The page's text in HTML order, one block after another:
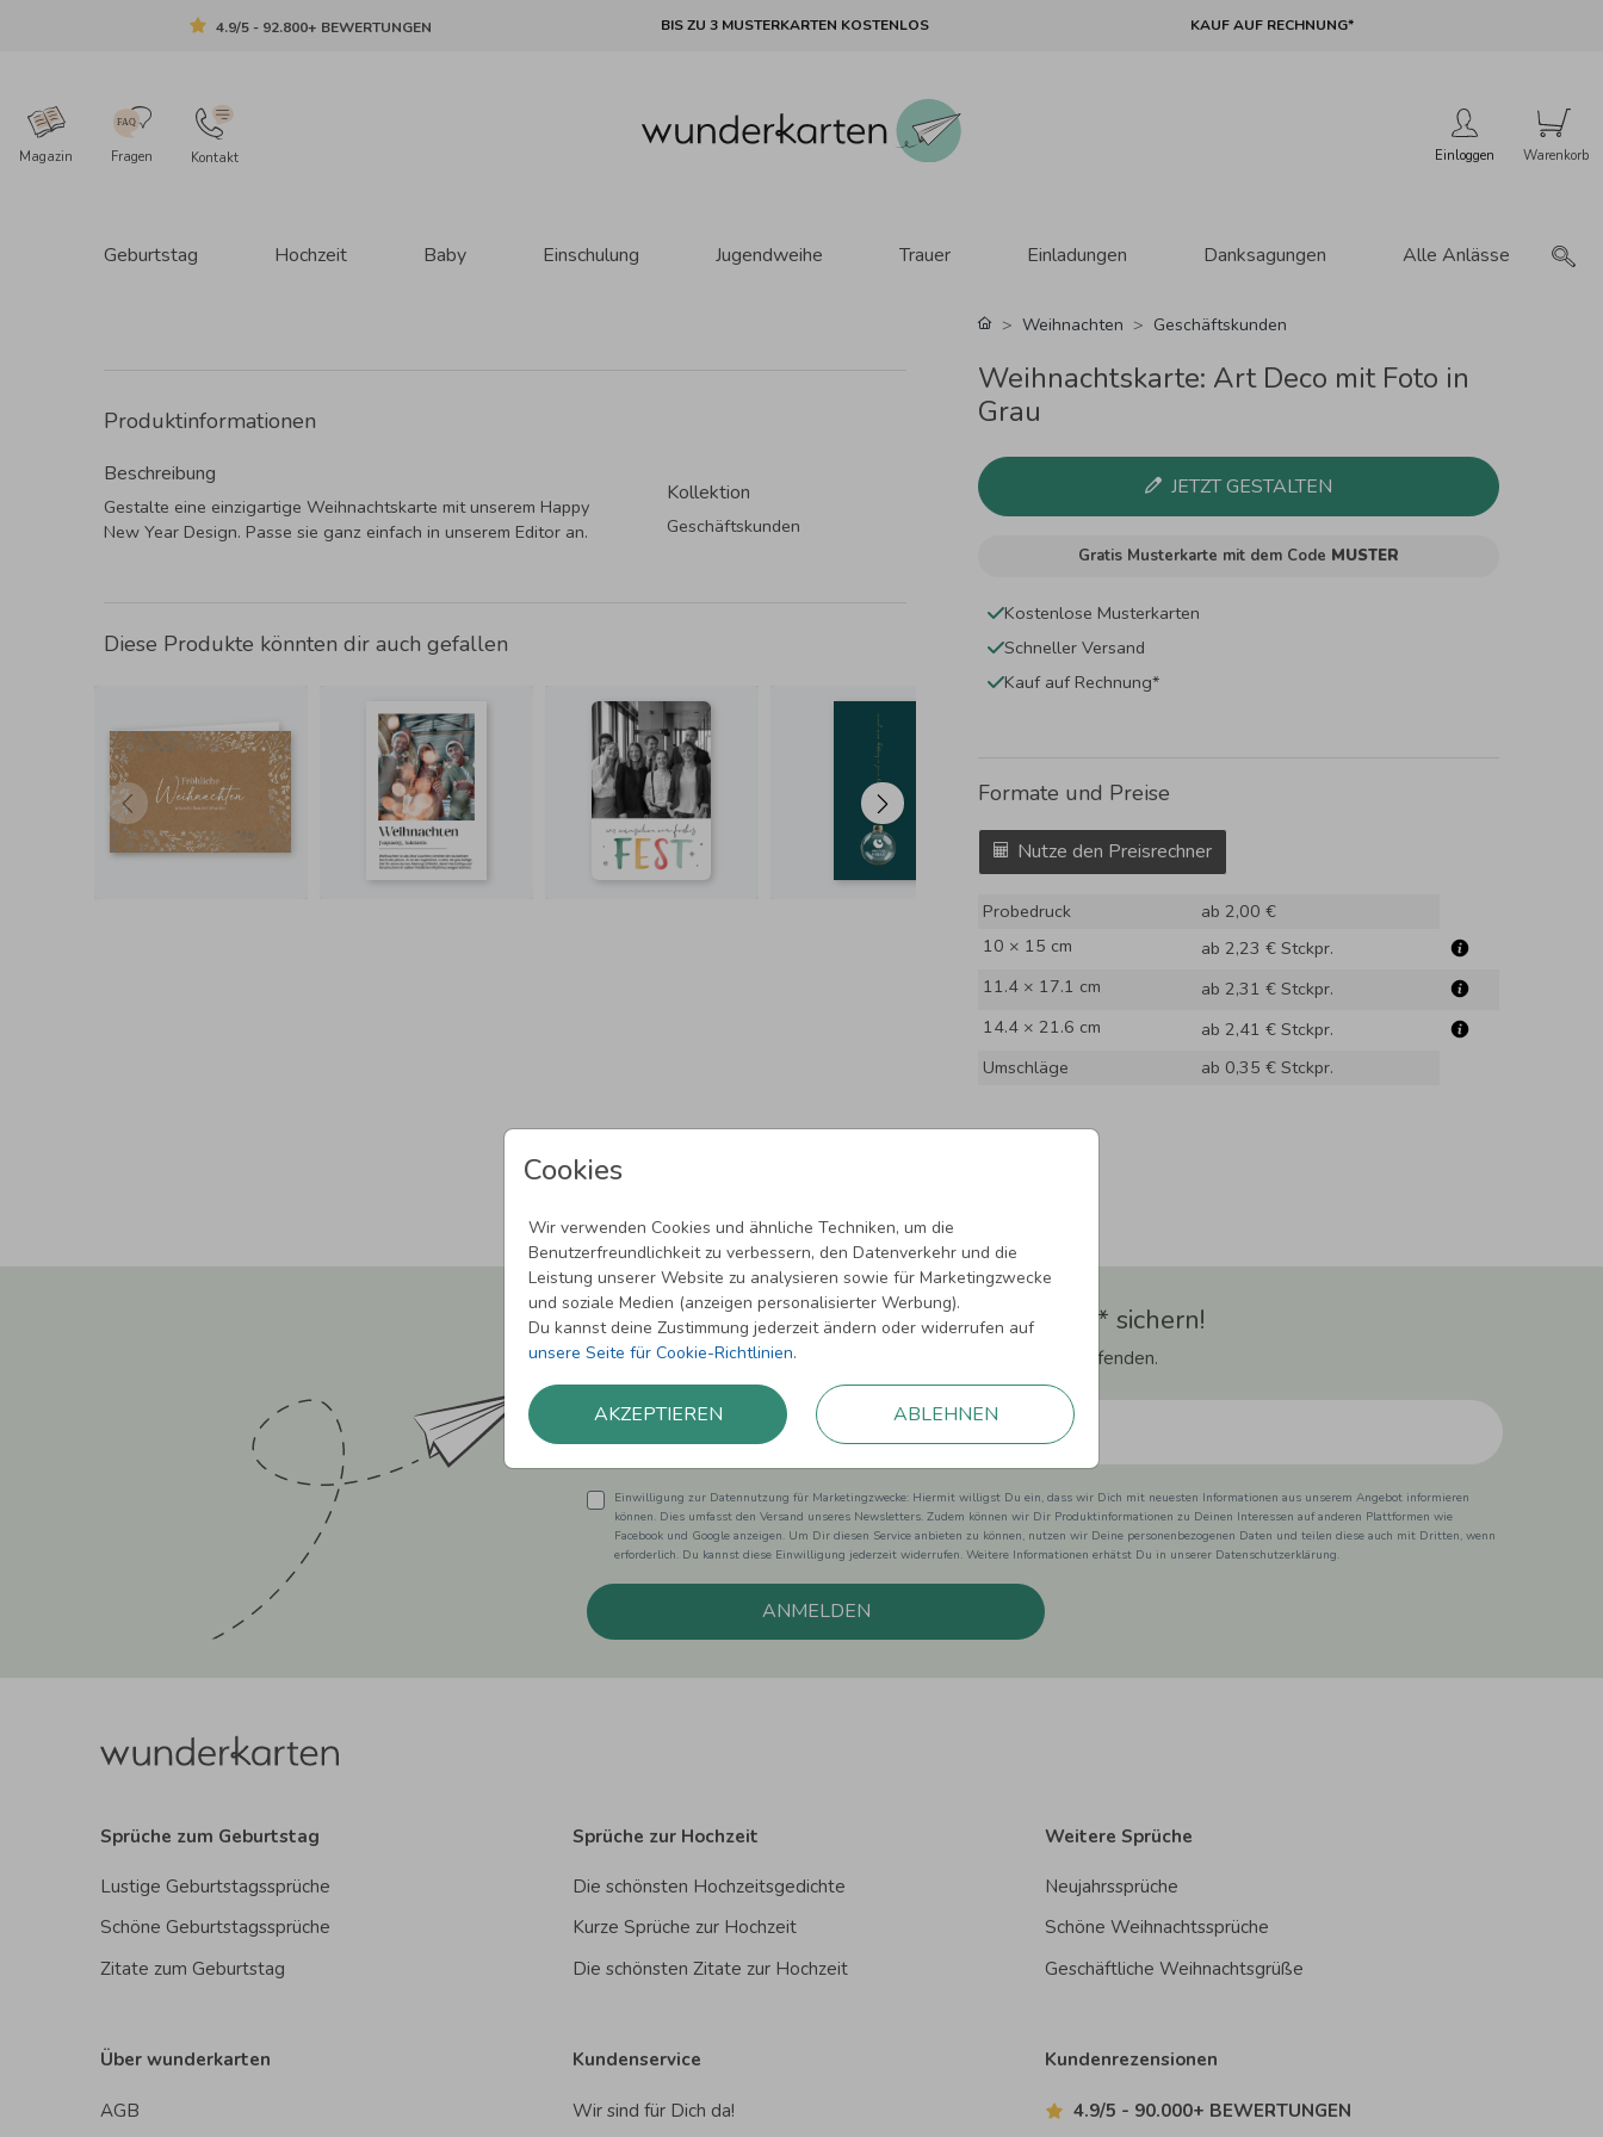
4.9/5 - 92.800+ BEWERTUNGEN BIS ZU 3 MUSTERKARTEN KOSTENLOS KAUF AUF RECHNUNG*
Magazin Fragen Kontakt Einloggen
Geburtstag Hochzeit Baby Einschulung Jugendweihe Trauer Einladungen Danksagungen Alle Anlässe
Cookies
Wir verwenden Cookies und ähnliche Techniken, um die
Benutzerfreundlichkeit zu verbessern, den Datenverkehr und die
Leistung unserer Website zu analysieren sowie für Marketingzwecke
und soziale Medien (anzeigen personalisierter Werbung).
Du kannst deine Zustimmung jederzeit ändern oder widerrufen auf
unsere Seite für Cookie-Richtlinien.
AKZEPTIEREN ABLEHNEN
Produktinformationen
Beschreibung
Gestalte eine einzigartige Weihnachtskarte mit unserem Happy
New Year Design. Passe sie ganz einfach in unserem Editor an.
Kollektion
Geschäftskunden
Diese Produkte könnten dir auch gefallen
Weihnachten Geschäftskunden
Weihnachtskarte: Art Deco mit Foto in
Grau
JETZT GESTALTEN
Gratis Musterkarte mit dem Code MUSTER
Kostenlose Musterkarten
Schneller Versand
Kauf auf Rechnung*
Formate und Preise
Nutze den Preisrechner
Probedruck
ab 2,00 €
10 × 15 cm
ab 2,23 € Stckpr.
11.4 × 17.1 cm
ab 2,31 € Stckpr.
14.4 × 21.6 cm
ab 2,41 € Stckpr.
Umschläge
ab 0,35 € Stckpr.
Newsletter abonnieren und 5,00 € Rabatt** sichern!
Melde Dich zu unserem Newsletter an und bleibe auf dem Laufenden.
Einwilligung zur Datennutzung für Marketingzwecke: Hiermit willigst Du ein, dass wir Dich mit neuesten Informationen aus unserem Angebot informieren
können. Dies umfasst den Versand unseres Newsletters. Zudem können wir Dir Produktinformationen zu Deinen Interessen auf anderen Plattformen wie
Facebook und Google anzeigen. Um Dir diesen Service anbieten zu können, nutzen wir Deine personenbezogenen Daten und teilen diese auch mit Dritten, wenn
erforderlich. Du kannst diese Einwilligung jederzeit widerrufen. Weitere Informationen erhätst Du in unserer Datenschutzerklärung.
ANMELDEN
Sprüche zum Geburtstag
Lustige Geburtstagssprüche
Schöne Geburtstagssprüche
Zitate zum Geburtstag
Sprüche zur Hochzeit
Die schönsten Hochzeitsgedichte
Kurze Sprüche zur Hochzeit
Die schönsten Zitate zur Hochzeit
Weitere Sprüche
Neujahrssprüche
Schöne Weihnachtssprüche
Geschäftliche Weihnachtsgrüße
Über wunderkarten
AGB
Kundenservice
Wir sind für Dich da!
Kundenrezensionen
4.9/5 - 90.000+ BEWERTUNGEN